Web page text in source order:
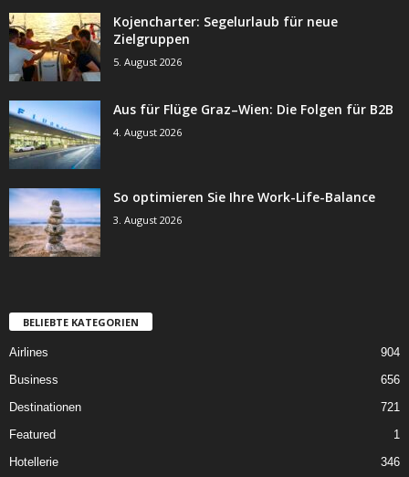
Kojencharter: Segelurlaub für neue
Zielgruppen
5. August 2026
Aus für Flüge Graz–Wien: Die Folgen für B2B
4. August 2026
So optimieren Sie Ihre Work-Life-Balance
3. August 2026
BELIEBTE KATEGORIEN
Airlines
904
Business
656
Destinationen
721
Featured
1
Hotellerie
346